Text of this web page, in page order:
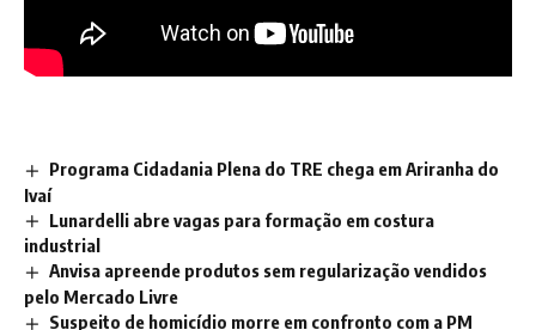
Programa Cidadania Plena do TRE chega em Ariranha do
Ivaí
Lunardelli abre vagas para formação em costura
industrial
Anvisa apreende produtos sem regularização vendidos
pelo Mercado Livre
Suspeito de homicídio morre em confronto com a PM